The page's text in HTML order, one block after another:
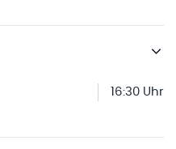
16:30 Uhr